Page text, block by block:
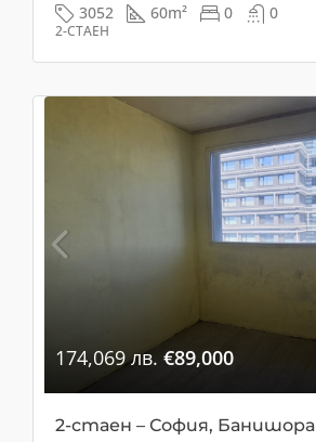
3052 60m² 0 0
2-СТАЕН
174,069 лв. €89,000
2-стаен – София, Банишора